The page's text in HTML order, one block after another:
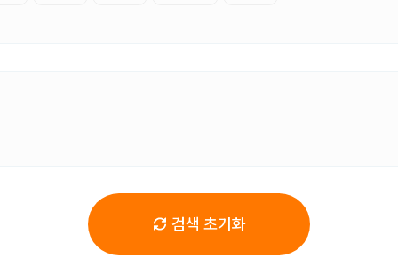
검색 초기화